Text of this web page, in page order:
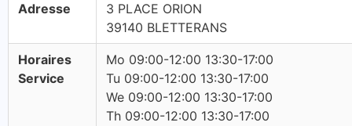
Adresse
3 PLACE ORION
39140 BLETTERANS
Horaires
Service
Mo 09:00-12:00 13:30-17:00
Tu 09:00-12:00 13:30-17:00
We 09:00-12:00 13:30-17:00
Th 09:00-12:00 13:30-17:00